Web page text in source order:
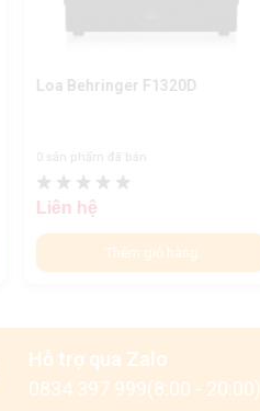
Loa Behringer F1320D
0 sản phẩm đã bán
Liên hệ
Thêm giỏ hàng
Hỗ trợ qua Zalo
0834 397 999(8:00 - 20:00)